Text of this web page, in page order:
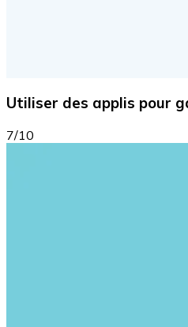
Utiliser des applis pour
7/10